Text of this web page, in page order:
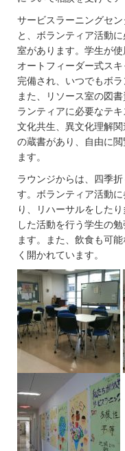
サービスラーニングセ
と、ボランティア活動
室があります。学生が使
オートフィーダー式ス
完備され、いつでもボ
また、リソース室の図
ランティアに必要なテ
文化共生、異文化理解
の蔵書があり、自由に
ます。
ラウンジからは、四季
す。ボランティア活動
り、リハーサルをした
した活動を行う学生の
ます。また、飲食も可
く開かれています。